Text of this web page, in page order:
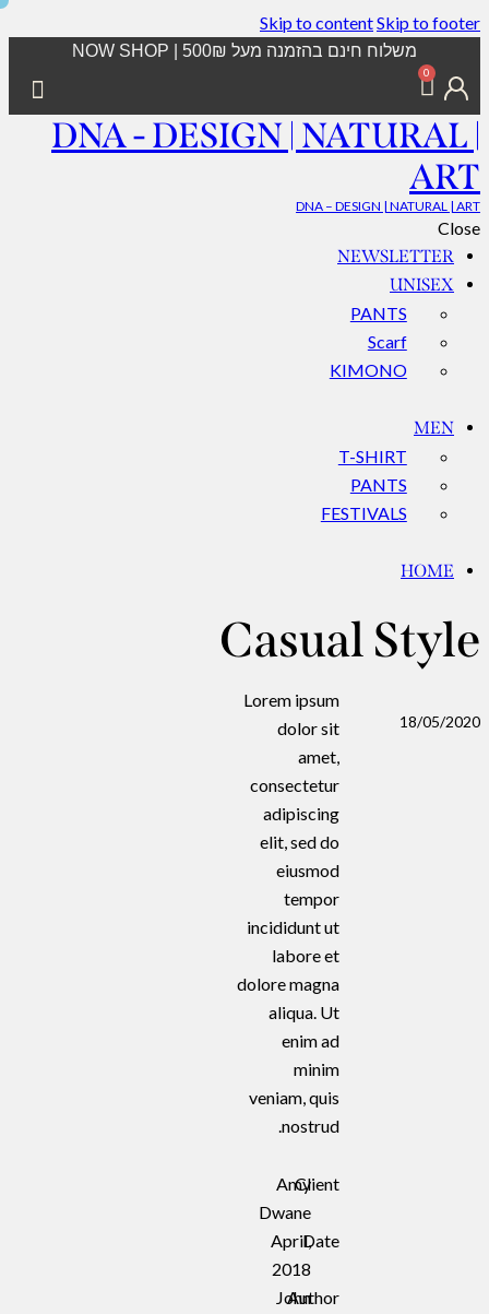
Skip to contentSkip to footer
משלוח חינם בהזמנה מעל 500₪ | NOW SHOP
0
DNA - DESIGN | NATURAL |
ART
DNA – DESIGN | NATURAL | ART
Close
NEWSLETTER
UNISEX
PANTS
Scarf
KIMONO
MEN
T-SHIRT
PANTS
FESTIVALS
HOME
Casual Style
18/05/2020
Lorem ipsum
dolor sit
amet,
consectetur
adipiscing
elit, sed do
eiusmod
tempor
incididunt ut
labore et
dolore magna
aliqua. Ut
enim ad
minim
veniam, quis
nostrud.
Client
Amy
Dwane
Date
April,
2018
Author
John